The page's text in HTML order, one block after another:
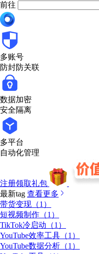
前往
多账号
防封防关联
数据加密
安全隔离
多平台
自动化管理
注册领取礼包
最新tag 查看更多
带货变现（1）
短视频制作（1）
TikTok冷启动（1）
YouTube效率工具（1）
YouTube数据分析（1）